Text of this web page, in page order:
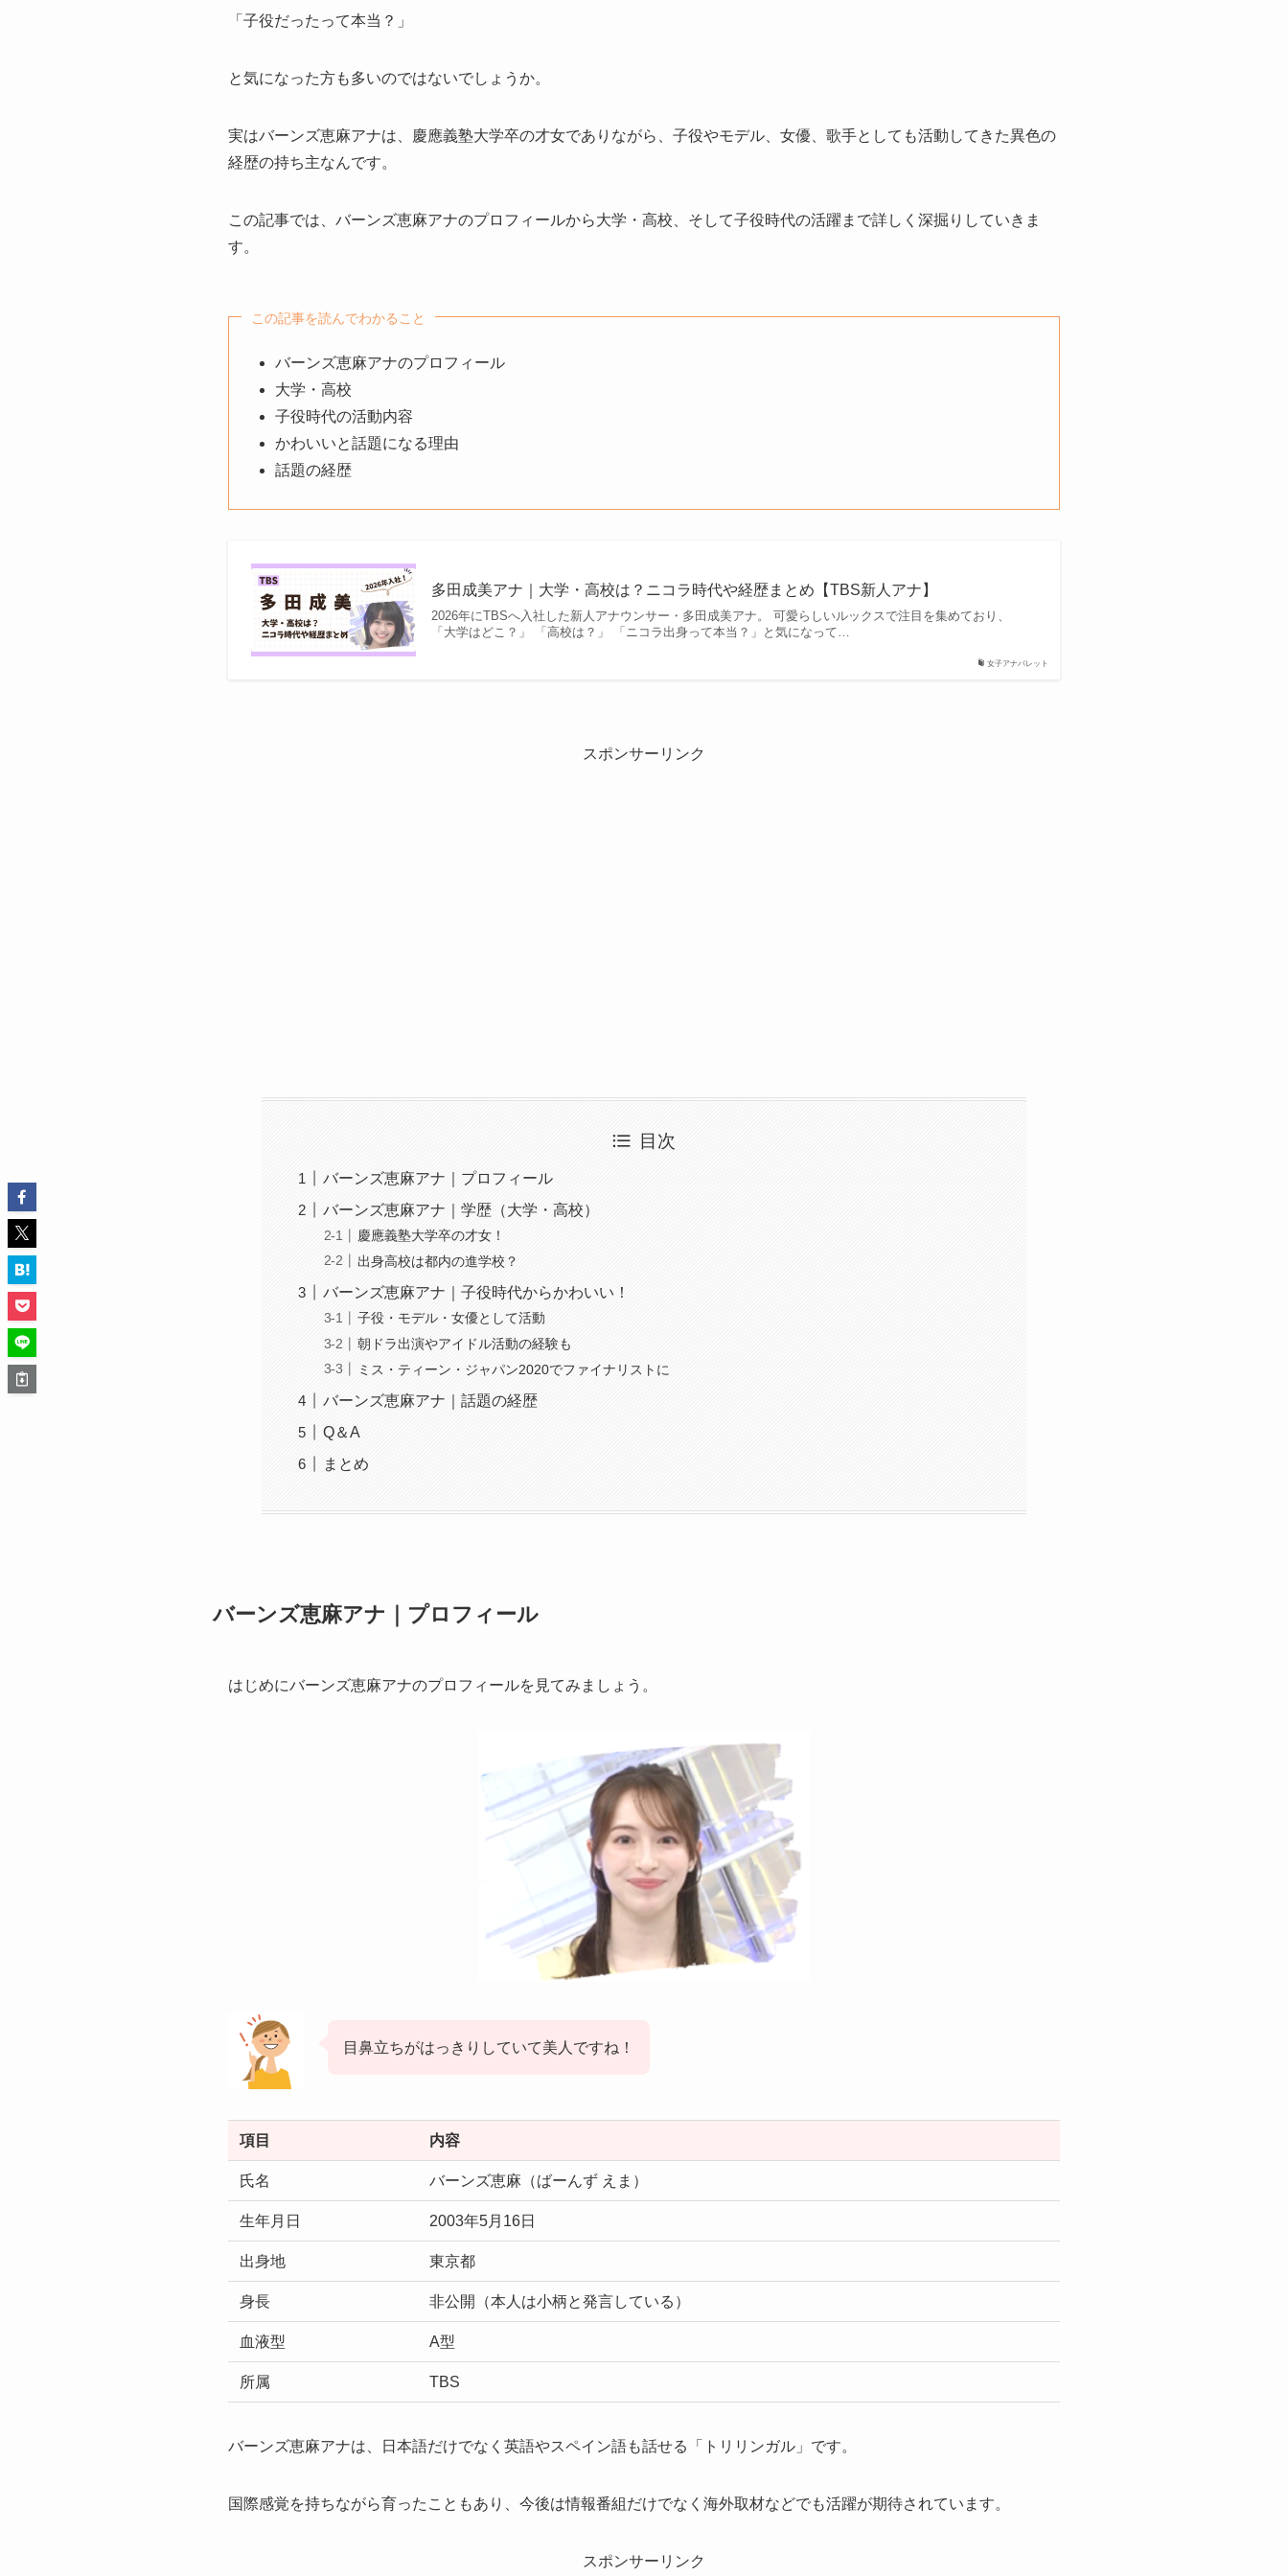
「子役だったって本当？」
と気になった方も多いのではないでしょうか。
実はバーンズ恵麻アナは、慶應義塾大学卒の才女でありながら、子役やモデル、女優、歌手としても活動してきた異色の
経歴の持ち主なんです。
この記事では、バーンズ恵麻アナのプロフィールから大学・高校、そして子役時代の活躍まで詳しく深掘りしていきま
す。
この記事を読んでわかること
バーンズ恵麻アナのプロフィール
大学・高校
子役時代の活動内容
かわいいと話題になる理由
話題の経歴
女子アナパレット
多田成美アナ｜大学・高校は？ニコラ時代や経歴まとめ【TBS新人アナ】
2026年にTBSへ入社した新人アナウンサー・多田成美アナ。 可愛らしいルックスで注目を集めており、
「大学はどこ？」 「高校は？」 「ニコラ出身って本当？」と気になって…
スポンサーリンク
目次
バーンズ恵麻アナ｜プロフィール
バーンズ恵麻アナ｜学歴（大学・高校）
慶應義塾大学卒の才女！
出身高校は都内の進学校？
バーンズ恵麻アナ｜子役時代からかわいい！
子役・モデル・女優として活動
朝ドラ出演やアイドル活動の経験も
ミス・ティーン・ジャパン2020でファイナリストに
バーンズ恵麻アナ｜話題の経歴
Q＆A
まとめ
バーンズ恵麻アナ｜プロフィール
はじめにバーンズ恵麻アナのプロフィールを見てみましょう。
目鼻立ちがはっきりしていて美人ですね！
項目 内容
氏名 バーンズ恵麻（ばーんず えま）
生年月日 2003年5月16日
出身地 東京都
身長 非公開（本人は小柄と発言している）
血液型 A型
所属 TBS
バーンズ恵麻アナは、日本語だけでなく英語やスペイン語も話せる「トリリンガル」です。
国際感覚を持ちながら育ったこともあり、今後は情報番組だけでなく海外取材などでも活躍が期待されています。
スポンサーリンク